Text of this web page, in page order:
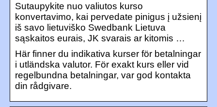
Sutaupykite nuo valiutos kurso
konvertavimo, kai pervedate pinigus į užsienį
iš savo lietuviško Swedbank Lietuva
sąskaitos eurais, JK svarais ar kitomis …
Här finner du indikativa kurser för betalningar
i utländska valutor. För exakt kurs eller vid
regelbundna betalningar, var god kontakta
din rådgivare.